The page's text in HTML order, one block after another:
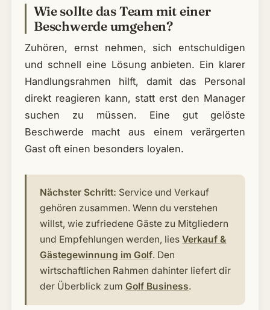
Wie sollte das Team mit einer
Beschwerde umgehen?
Zuhören, ernst nehmen, sich entschuldigen
und schnell eine Lösung anbieten. Ein klarer
Handlungsrahmen hilft, damit das Personal
direkt reagieren kann, statt erst den Manager
suchen zu müssen. Eine gut gelöste
Beschwerde macht aus einem verärgerten
Gast oft einen besonders loyalen.
Nächster Schritt: Service und Verkauf
gehören zusammen. Wenn du verstehen
willst, wie zufriedene Gäste zu Mitgliedern
und Empfehlungen werden, liesVerkauf &
Gästegewinnung im Golf. Den
wirtschaftlichen Rahmen dahinter liefert dir
der Überblick zumGolf Business.